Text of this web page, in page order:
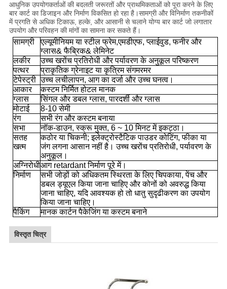
गोपनीयता
नीति
आधुनिक उपयोगकर्ताओं की बदलती जरूरतों और प्राथमिकताओं को पूरा करने के लिए
बार कार्ट का डिजाइन और निर्माण विकसित हो रहा है।सामग्री और विनिर्माण तकनीकों
में प्रगति से अधिक टिकाऊ, हल्के, और आसानी से चलाने योग्य बार कार्ट जो लगातार
उपयोग और परिवहन की मांगों का सामना कर सकते हैं।
सामग्री एल्यूमीनियम या स्टील फ्रेम,एमडीएफ, प्लाईवुड, फनीर और
ग्लास& फैब्रिक& लेमिनेट
लकीर
उच्च खरोंच प्रतिरोधी और पर्यावरण के अनुकूल परिष्करण
पत्थर
प्राकृतिक ग्रेनाइट या कृत्रिम संगमरमर
टेपेस्ट्री उच्च लचीलापन, आग का दर्जा और उच्च घनत्व।
आकार
कस्टम निर्मित होटल मानक
ग्लास
सिंगल और डबल ग्लास, पारदर्शी और ग्लास
मोटाई
8-10 सेमी
रंग
सभी रंग और कस्टम बनाया
सभा
नॉक-डाउन, स्क्रू मुक्त, 6 ~ 10 मिनट में इकट्ठा।
सतह
खत्म
कठोर या चिकनी; इलेक्ट्रोस्टैटिक पाउडर कोटिंग, फीका या
जंग लगना आसान नहीं है। उच्च खरोंच प्रतिरोधी, पर्यावरण के
अनुकूल।
अग्निरोधीआग retardant निर्माण पूरे में।
निर्माण
सभी जोड़ों को अधिकतम स्थिरता के लिए चिपकाया, पेंच और
डबल ड्यूएल किया जाना चाहिए और कोनों को अवरुद्ध किया
जाना चाहिए, यदि आवश्यक हो तो धातु सुदृढीकरण का उपयोग
किया जाना चाहिए।
पैकिंग
मानक कार्टन पैकेजिंग या कस्टम बनाने
विस्तृत चित्र